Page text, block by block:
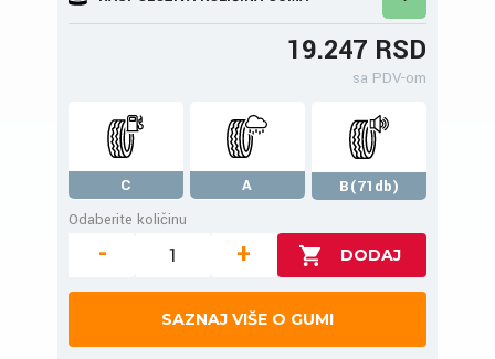
19.247 RSD
sa PDV-om
C A
B(71db)
Odaberite količinu
- +
SAZNAJ VIŠE O GUMI